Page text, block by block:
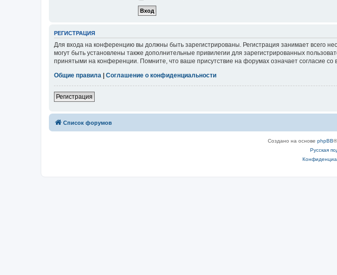
РЕГИСТРАЦИЯ
Для входа на конференцию вы должны быть зарегистрированы. Регистрация занимает всего
могут быть установлены также дополнительные привилегии для зарегистрированных
принятыми на конференции. Помните, что ваше присутствие на форумах означает согласие со
Общие правила
Соглашение о конфиденциальности
Регистрация
Список форумов
Создано на основе phpBB
Русская